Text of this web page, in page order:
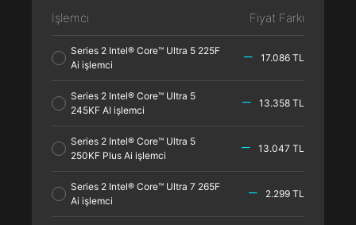
İşlemci Fiyat Farkı
Series 2 Intel® Core™ Ultra 5 225F
Ai işlemci
17.086 TL
Series 2 Intel® Core™ Ultra 5
245KF AI işlemci
13.358 TL
Series 2 Intel® Core™ Ultra 5
250KF Plus Ai işlemci
13.047 TL
Series 2 Intel® Core™ Ultra 7 265F
Ai işlemci
2.299 TL